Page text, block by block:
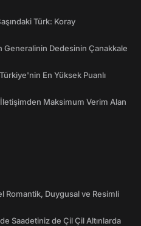
Türk: Koray
Generalinin Dedesinin Çanakkale
En Yüksek Puanlı
İletişimden Maksimum Verim Alan
Romantik, Duygusal ve Resimli
Saadetiniz de Çil Çil Altınlarda